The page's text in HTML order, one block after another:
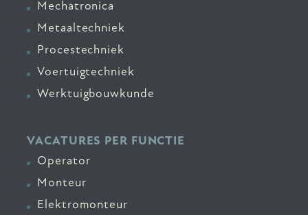
Mechatronica
Metaaltechniek
Procestechniek
Voertuigtechniek
Werktuigbouwkunde
VACATURES PER FUNCTIE
Operator
Monteur
Elektromonteur